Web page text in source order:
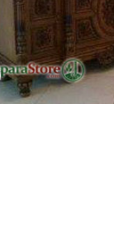
Click to enlarge